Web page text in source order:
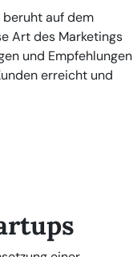
beruht auf dem
Art des Marketings
und Empfehlungen
erreicht und